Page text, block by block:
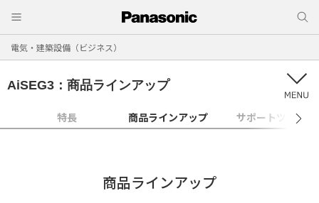
電気・建築設備（ビジネス）
AiSEG3：商品ラインアップ
特長 商品ラインアップ サポートツール
商品ラインアップ